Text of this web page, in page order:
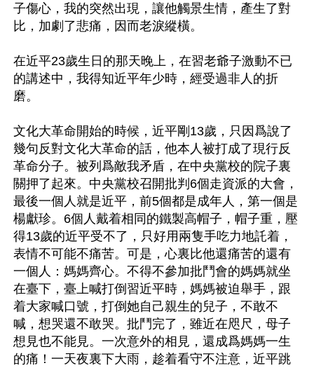
子傷心，我的突然出現，讓他觸景生情，產生了對
比，加劇了悲痛，因而老淚縱橫。
在近平23歲生日的那天晚上，在習老爺子激動不已
的講述中，我得知近平年少時，經受過非人的折
磨。
文化大革命開始的時候，近平剛13歲，只因爲說了
幾句反對文化大革命的話，他本人被打成了現行反
革命分子。被列爲敵我矛盾，在中央黨校的院子裏
關押了起來。中央黨校召開批判6個走資派的大會，
最後一個人就是近平，前5個都是成年人，第一個是
楊獻珍。6個人戴着相同的鐵製高帽子，帽子重，壓
得13歲的近平受不了，只好用兩隻手吃力地託着，
表情不可能不痛苦。可是，心裏比他還痛苦的還有
一個人：媽媽齊心。不得不參加批鬥會的媽媽就坐
在臺下，臺上喊打倒習近平時，媽媽被迫舉手，跟
着大家喊口號，打倒她自己親生的兒子，不敢不
喊，想哭還不敢哭。批鬥完了，雖近在咫尺，母子
想見也不能見。一次意外的相見，還成爲媽媽一生
的痛！一天夜裏下大雨，趁着看守不注意，近平跳